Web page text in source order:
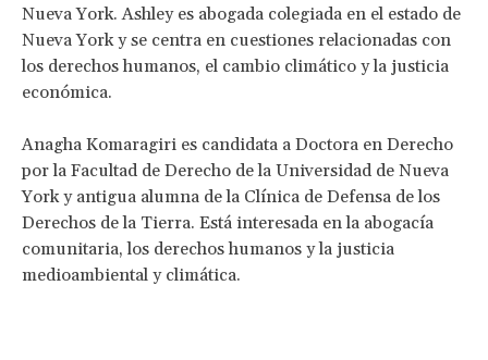
Nueva York. Ashley es abogada colegiada en el estado de
Nueva York y se centra en cuestiones relacionadas con
los derechos humanos, el cambio climático y la justicia
económica.
Anagha Komaragiri es candidata a Doctora en Derecho
por la Facultad de Derecho de la Universidad de Nueva
York y antigua alumna de la Clínica de Defensa de los
Derechos de la Tierra. Está interesada en la abogacía
comunitaria, los derechos humanos y la justicia
medioambiental y climática.